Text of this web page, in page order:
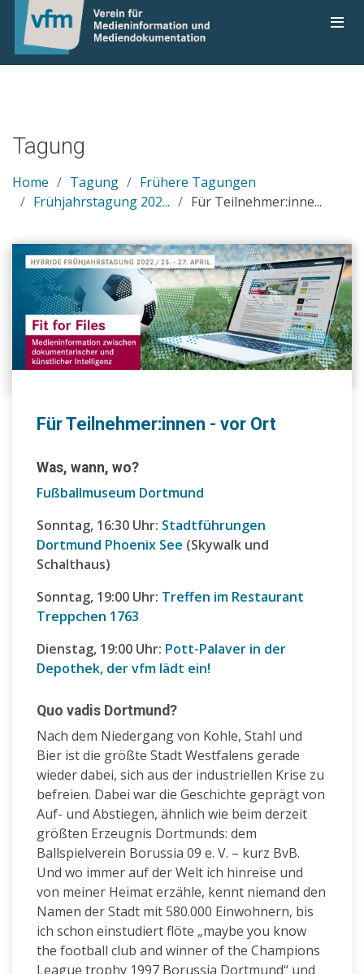
Tagung
Home Tagung
Frühere Tagungen
Frühjahrstagung 202...
Für Teilnehmer:inne...
Für Teilnehmer:innen - vor Ort
Was, wann, wo?
Fußballmuseum Dortmund
Sonntag, 16:30 Uhr: Stadtführungen
Dortmund Phoenix See (Skywalk und
Schalthaus)
Sonntag, 19:00 Uhr: Treffen im Restaurant
Treppchen 1763
Dienstag, 19:00 Uhr: Pott-Palaver in der
Depothek, der vfm lädt ein!
Quo vadis Dortmund?
Nach dem Niedergang von Kohle, Stahl und
Bier ist die größte Stadt Westfalens gerade
wieder dabei, sich aus der industriellen Krise zu
befreien. Dabei war die Geschichte geprägt von
Auf- und Abstiegen, ähnlich wie beim derzeit
größten Erzeugnis Dortmunds: dem
Ballspielverein Borussia 09 e. V. – kurz BvB.
Und wo immer auf der Welt ich hinreise und
von meiner Heimat erzähle, kennt niemand den
Namen der Stadt mit 580.000 Einwohnern, bis
ich schon einstudiert flöte „maybe you know
the football club and winner of the Champions
League trophy 1997 Borussia Dortmund“ und